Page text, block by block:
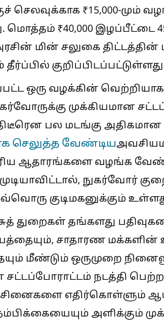
செலவுக்காக ₹15,000-மும்
மொத்தம் ₹40,000
மின் சலுகை
ஒரு வழக்கின் வெற்றியாக
முக்கியமான
பல மடங்கு
செலுத்த வேண்டிய
ஆதாரங்களை வழங்க
முடியாவிட்டால்,
குடிமகனுக்கும்
துறைகள் தங்களது
சாதாரண மக்களின்
மீண்டும் ஒருமுறை
சட்டப்போராட்டம் நடத்தி
எதிர்கொள்ளும்
அளிக்கும்